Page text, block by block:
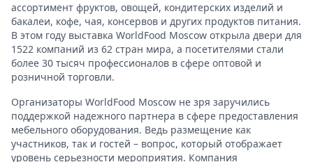
ассортимент фруктов, овощей, кондитерских изделий и
бакалеи, кофе, чая, консервов и других продуктов питания.
В этом году выставка WorldFood Moscow открыла двери для
1522 компаний из 62 стран мира, а посетителями стали
более 30 тысяч профессионалов в сфере оптовой и
розничной торговли.
Организаторы WorldFood Moscow не зря заручились
поддержкой надежного партнера в сфере предоставления
мебельного оборудования. Ведь размещение как
участников, так и гостей – вопрос, который отображает
уровень серьезности мероприятия. Компания